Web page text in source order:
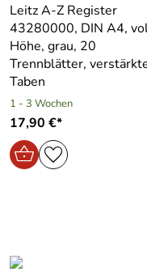
Leitz A-Z Register
43280000, DIN A4,
Höhe, grau, 20
Trennblätter,
Taben
1 - 3 Wochen
17,90 €*